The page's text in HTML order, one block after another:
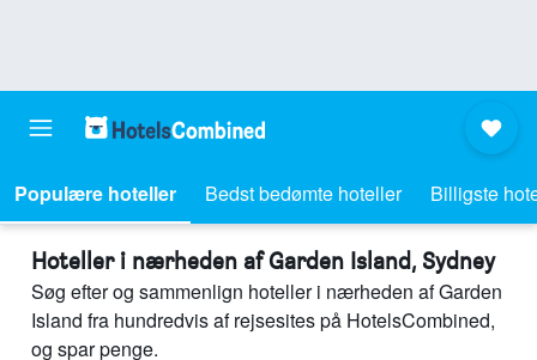
Populære hoteller Bedst bedømte hoteller Billigste
Hoteller i nærheden af Garden Island, Sydney
Søg efter og sammenlign hoteller i nærheden af Garden
Island fra hundredvis af rejsesites på HotelsCombined,
og spar penge.